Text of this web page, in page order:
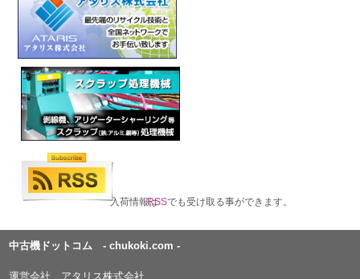
入荷情報はRSSでも受け取る事ができます。
中古機ドットコム - chukoki.com -
運営会社 アタリス株式会社